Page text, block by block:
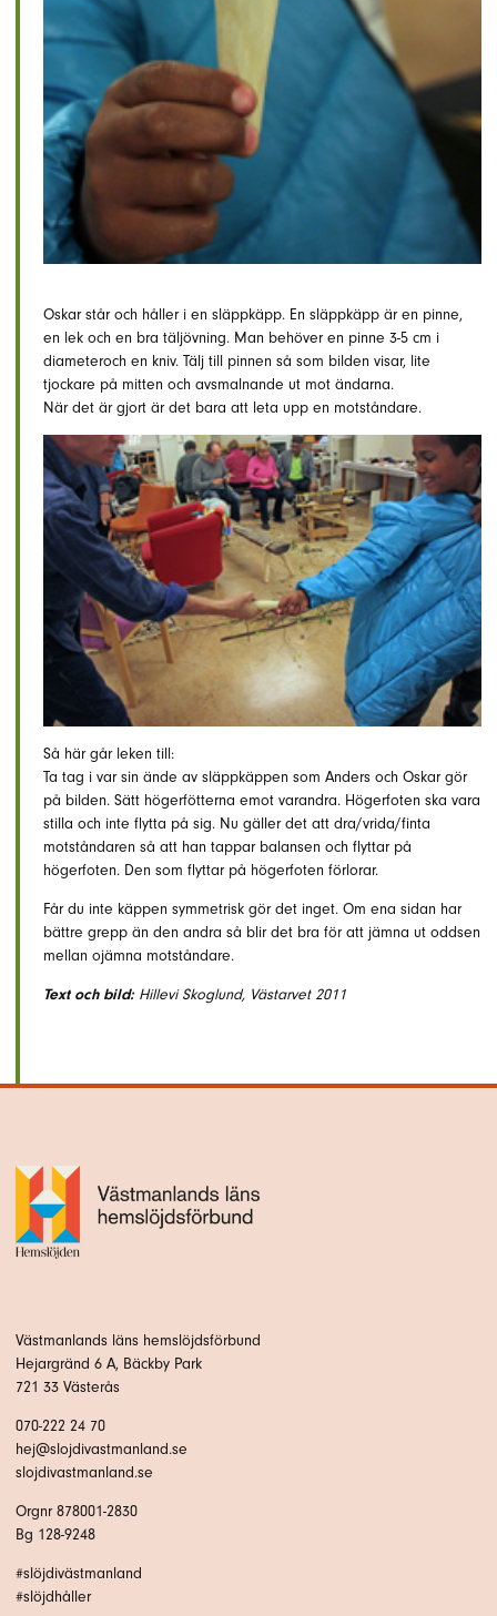
Oskar står och håller i en släppkäpp. En släppkäpp är en pinne,
en lek och en bra täljövning. Man behöver en pinne 3-5 cm i
diameteroch en kniv. Tälj till pinnen så som bilden visar, lite
tjockare på mitten och avsmalnande ut mot ändarna.
När det är gjort är det bara att leta upp en motståndare.
Så här går leken till:
Ta tag i var sin ände av släppkäppen som Anders och Oskar gör
på bilden. Sätt högerfötterna emot varandra. Högerfoten ska vara
stilla och inte flytta på sig. Nu gäller det att dra/vrida/finta
motståndaren så att han tappar balansen och flyttar på
högerfoten. Den som flyttar på högerfoten förlorar.
Får du inte käppen symmetrisk gör det inget. Om ena sidan har
bättre grepp än den andra så blir det bra för att jämna ut oddsen
mellan ojämna motståndare.
Text och bild:Hillevi Skoglund, Västarvet 2011
Västmanlands läns hemslöjdsförbund
Hejargränd 6 A, Bäckby Park
721 33 Västerås
070-222 24 70
hej@slojdivastmanland.se
slojdivastmanland.se
Orgnr 878001-2830
Bg 128-9248
#slöjdivästmanland
#slöjdhåller